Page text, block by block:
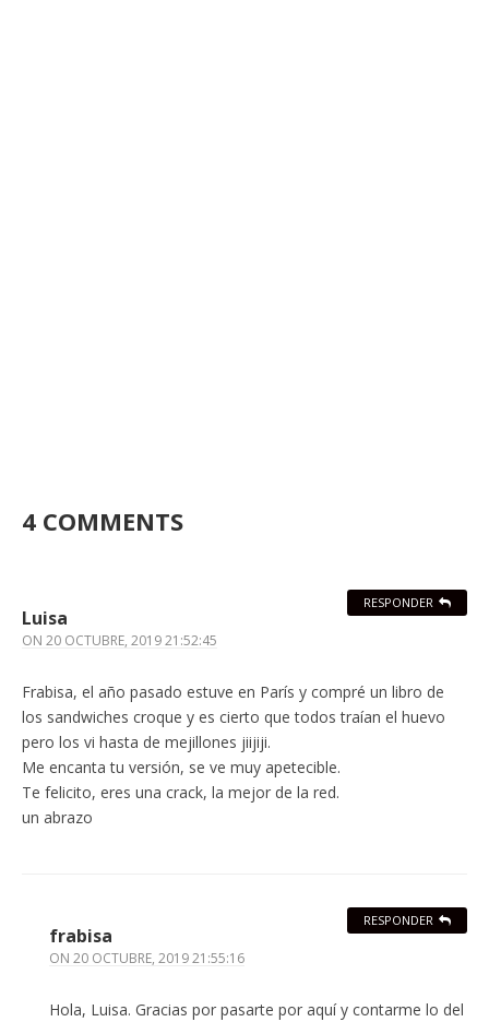
4 COMMENTS
Luisa
ON 20 OCTUBRE, 2019 21:52:45
Frabisa, el año pasado estuve en París y compré un libro de
los sandwiches croque y es cierto que todos traían el huevo
pero los vi hasta de mejillones jiijiji.
Me encanta tu versión, se ve muy apetecible.
Te felicito, eres una crack, la mejor de la red.
un abrazo
RESPONDER
frabisa
ON 20 OCTUBRE, 2019 21:55:16
Hola, Luisa. Gracias por pasarte por aquí y contarme lo del
RESPONDER